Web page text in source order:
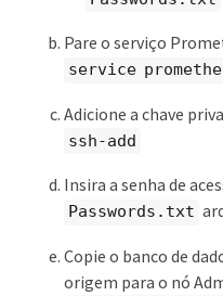
Pare o serviço
service
Adicione a chave
ssh-add
Insira a senha de
Passwords.txt
Copie o banco de
origem para o nó